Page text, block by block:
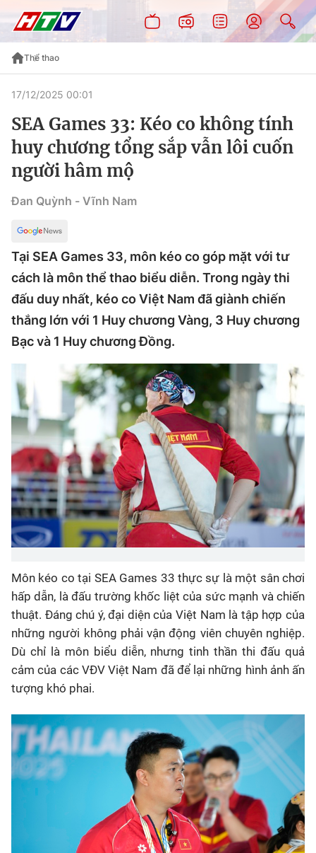
Thể thao
17/12/2025 00:01
SEA Games 33: Kéo co không tính
huy chương tổng sắp vẫn lôi cuốn
người hâm mộ
Đan Quỳnh - Vĩnh Nam
Tại SEA Games 33, môn kéo co góp mặt với tư
cách là môn thể thao biểu diễn. Trong ngày thi
đấu duy nhất, kéo co Việt Nam đã giành chiến
thắng lớn với 1 Huy chương Vàng, 3 Huy chương
Bạc và 1 Huy chương Đồng.
Môn kéo co tại SEA Games 33 thực sự là một sân chơi
hấp dẫn, là đấu trường khốc liệt của sức mạnh và chiến
thuật. Đáng chú ý, đại diện của Việt Nam là tập hợp của
những người không phải vận động viên chuyên nghiệp.
Dù chỉ là môn biểu diễn, nhưng tinh thần thi đấu quả
cảm của các VĐV Việt Nam đã để lại những hình ảnh ấn
tượng khó phai.